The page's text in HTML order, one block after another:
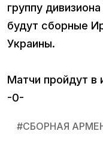
группу
будут сборные
Украины.
Матчи пройдут в
-0-
#СБОРНАЯ